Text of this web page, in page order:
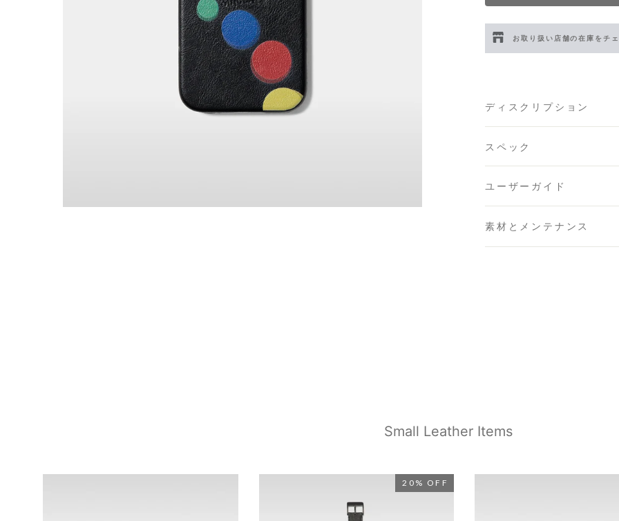
お取り扱い店舗の在庫をチ
渋谷スクランブルスクエア店
日本橋コレド室町テラス店
名古屋ミッドランドスクエ
ディスクリプション
スペック
ユーザーガイド
素材とメンテナンス
Small Leather Items
20% OFF